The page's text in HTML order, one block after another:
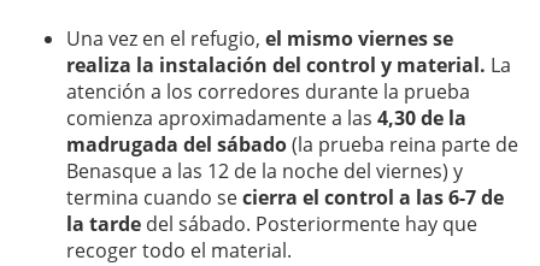
Una vez en el refugio, el mismo viernes se
realiza la instalación del control y material. La
atención a los corredores durante la prueba
comienza aproximadamente a las 4,30 de la
madrugada del sábado(la prueba reina parte de
Benasque a las 12 de la noche del viernes) y
termina cuando secierra el control a las 6-7 de
la tarde del sábado. Posteriormente hay que
recoger todo el material.